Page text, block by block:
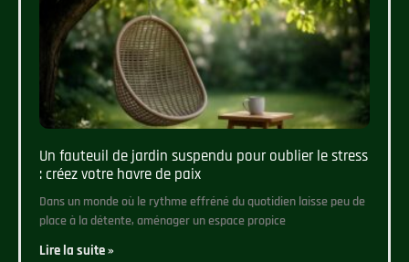
Un fauteuil de jardin suspendu pour oublier le stress
: créez votre havre de paix
Dans un monde où le rythme effréné du quotidien laisse peu de
place à la détente, aménager un espace propice
Lire la suite »